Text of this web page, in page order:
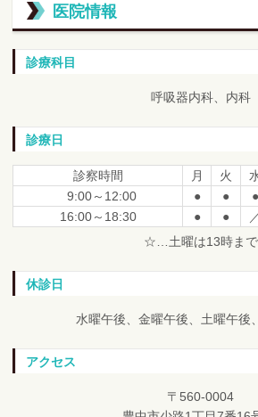
医院情報
診療科目
呼吸器内科、内科
診療日
診察時間 月 火
9:00～12:00
● ● ●
16:00～18:30
● ●
☆…土曜は13時まで
休診日
水曜午後、金曜午後、土曜午後
アクセス
〒560-0004